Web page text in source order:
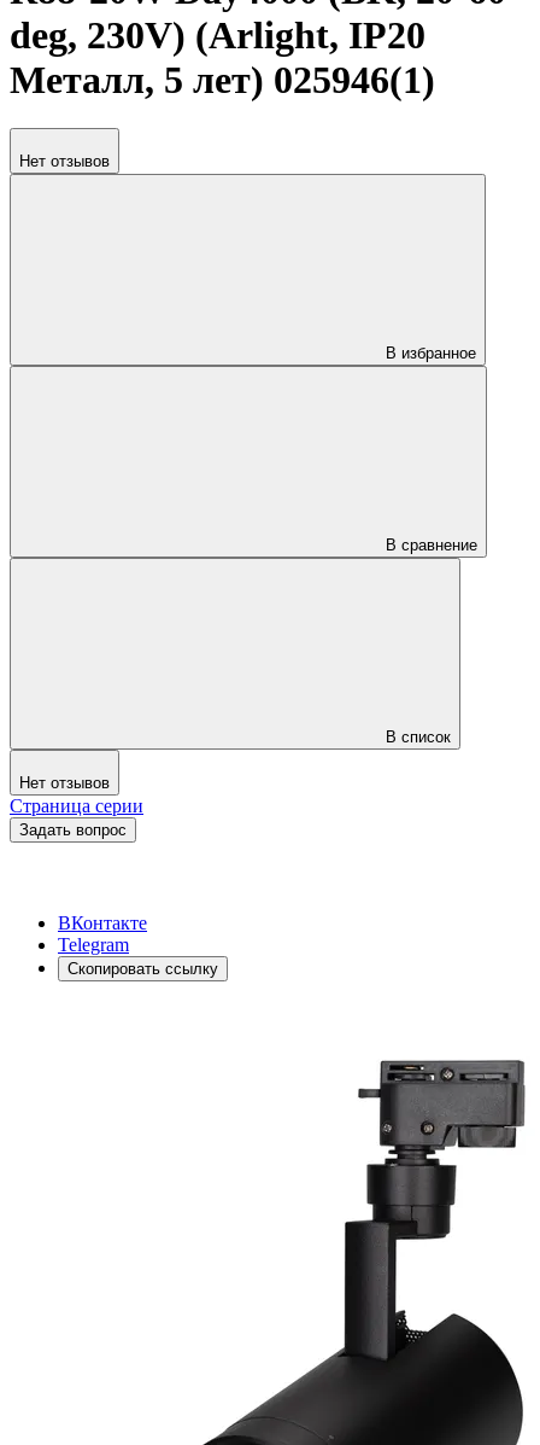
deg, 230V) (Arlight, IP20
Металл, 5 лет) 025946(1)
Нет отзывов
В избранное
В сравнение
В список
Нет отзывов
Страница серии
Задать вопрос
ВКонтакте
Telegram
Скопировать ссылку